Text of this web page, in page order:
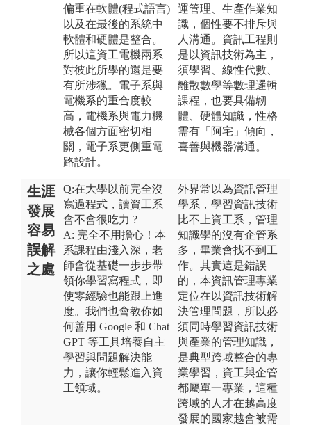
偏重在軟體(程式語言)
以及在最後的系統中
軟體和硬體是整合。
所以這資工電機兩系
對彼此所學的還是要
有所涉獵。電子系與
電機系的重合度較
高，電機系與電力機
械各個方面密切相
關，電子系更側重電
路設計。
運管理、生產作業知
識，個性要不排斥與
人溝通。資訊工程則
是以資訊技術為主，
須學習、線性代數、
離散數學等數理邏輯
課程，也要具備韌
體、硬體知識，性格
需有「阿宅」傾向，
喜善與機器溝通。
生涯
發展
容易
誤解
之處
Q:在大學以前完全沒
寫過程式，讀資工系
會不會很吃力 ?
A: 完全不用擔心！本
系課程由淺入深，老
師會從基礎一步步帶
領你學習寫程式，即
使零經驗也能跟上進
度。我們也會教你如
何善用 Google 和 Chat
GPT 等工具培養自主
學習與問題解決能
力，讓你輕鬆進入資
工領域。
外界常以為資訊管理
學系，學習資訊技術
比不上資工系，管理
知識學的沒有企管系
多，畢業會找不到工
作。其實這是錯誤
的，本資訊管理專業
定位在以資訊技術解
決管理問題，所以必
須同時學習資訊技術
與產業的管理知識，
是典型跨域整合的專
業學習，資工與企管
都屬單一專業，這種
跨域的人才在越高度
發展的國家越會被需